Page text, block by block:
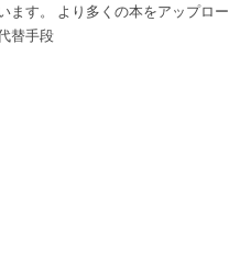
ます。 より多くの本をアップロー
替手段